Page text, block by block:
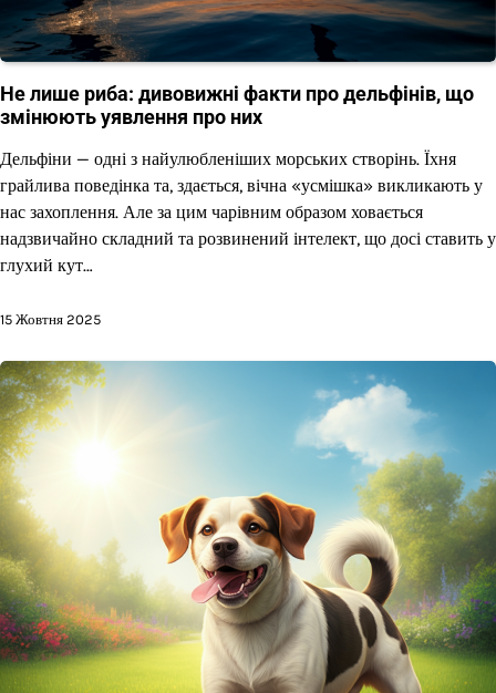
Не лише риба: дивовижні факти про дельфінів, що
змінюють уявлення про них
Дельфіни — одні з найулюбленіших морських створінь. Їхня
грайлива поведінка та, здається, вічна «усмішка» викликають у
нас захоплення. Але за цим чарівним образом ховається
надзвичайно складний та розвинений інтелект, що досі ставить у
глухий кут…
15 Жовтня 2025